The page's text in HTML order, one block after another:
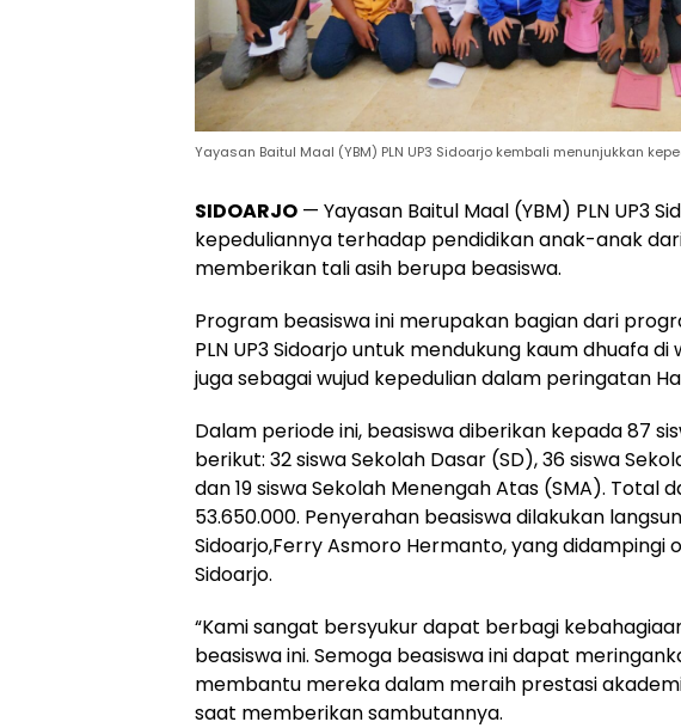
Yayasan Baitul Maal (YBM) PLN UP3 Sidoarjo kembali menunjukkan
SIDOARJO — Yayasan Baitul Maal (YBM) PLN UP3
kepeduliannya terhadap pendidikan anak-anak
memberikan tali asih berupa beasiswa.
Program beasiswa ini merupakan bagian dari
PLN UP3 Sidoarjo untuk mendukung kaum dhuafa di
juga sebagai wujud kepedulian dalam peringatan
Dalam periode ini, beasiswa diberikan kepada 87
berikut: 32 siswa Sekolah Dasar (SD), 36 siswa
dan 19 siswa Sekolah Menengah Atas (SMA). Total
53.650.000. Penyerahan beasiswa dilakukan
Sidoarjo,Ferry Asmoro Hermanto, yang didampingi
Sidoarjo.
“Kami sangat bersyukur dapat berbagi
beasiswa ini. Semoga beasiswa ini dapat
membantu mereka dalam meraih prestasi
saat memberikan sambutannya.